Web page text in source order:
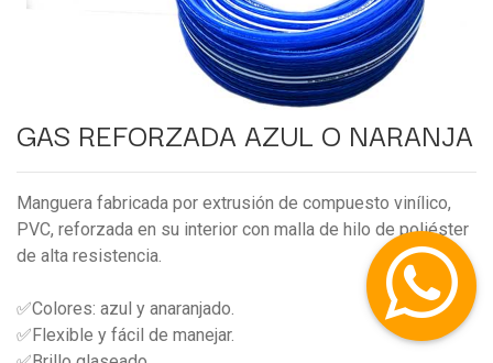
GAS REFORZADA AZUL O NARANJA
Manguera fabricada por extrusión de compuesto vinílico,
PVC, reforzada en su interior con malla de hilo de poliéster
de alta resistencia.
✅Colores: azul y anaranjado.
✅Flexible y fácil de manejar.